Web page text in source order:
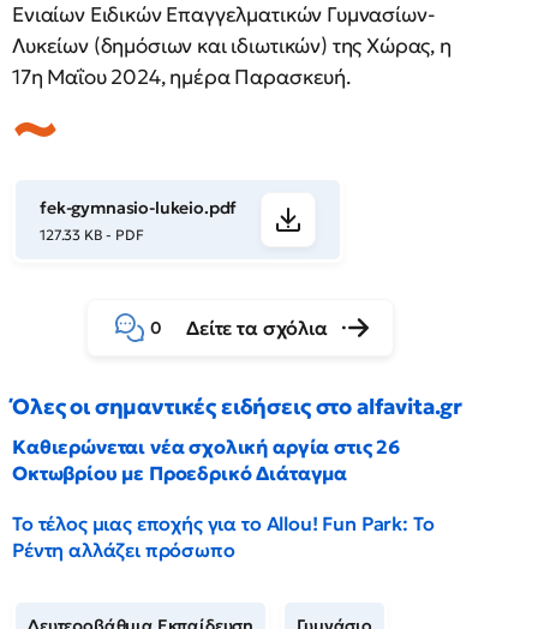
Ενιαίων Ειδικών Επαγγελματικών Γυμνασίων-
Λυκείων (δημόσιων και ιδιωτικών) της Χώρας, η
17η Μαΐου 2024, ημέρα Παρασκευή.
fek-gymnasio-lukeio.pdf
127.33 KB - PDF
0 Δείτε τα σχόλια
Όλες οι σημαντικές ειδήσεις στο alfavita.gr
Καθιερώνεται νέα σχολική αργία στις 26
Οκτωβρίου με Προεδρικό Διάταγμα
Το τέλος μιας εποχής για το Allou! Fun Park: Το
Ρέντη αλλάζει πρόσωπο